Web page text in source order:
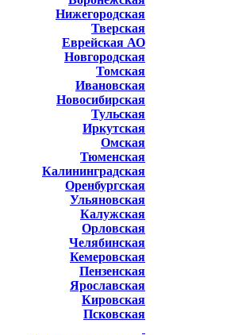
Нижегородская
Тверская
Еврейская АО
Новгородская
Томская
Ивановская
Новосибирская
Тульская
Иркутская
Омская
Тюменская
Калининградская
Оренбургская
Ульяновская
Калужская
Орловская
Челябинская
Кемеровская
Пензенская
Ярославская
Кировская
Псковская